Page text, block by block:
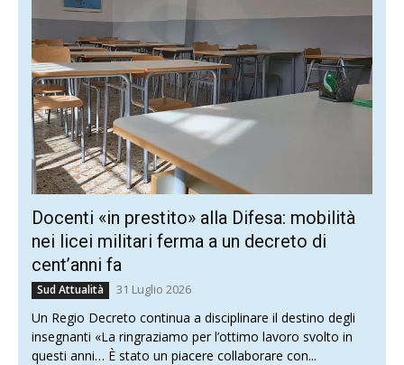
Docenti «in prestito» alla Difesa: mobilità
nei licei militari ferma a un decreto di
cent’anni fa
Sud Attualità 31 Luglio 2026
Un Regio Decreto continua a disciplinare il destino degli
insegnanti «La ringraziamo per l’ottimo lavoro svolto in
questi anni… È stato un piacere collaborare con...